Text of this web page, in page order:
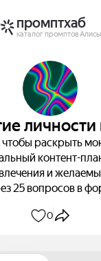
промптхаб
каталог промптов Алисы
личности
раскрыть
контент-
и
25 вопросов в
0